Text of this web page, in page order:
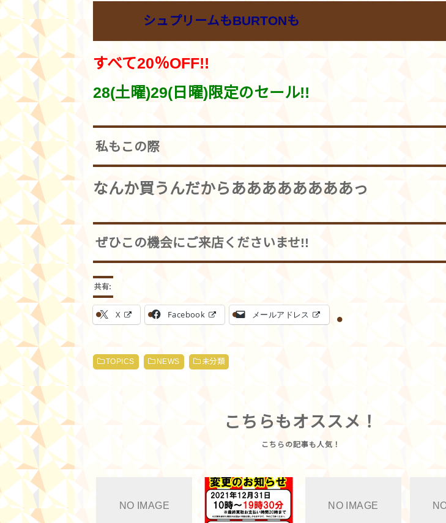
シュプリームもBURTONも
すべて20％OFF!!
28(土曜)29(日曜)限定のセール!!
私もこの際
なんか買うんだからああああああああっ
ぜひこの機会にご来店くださいませ!!
共有:
X Facebook メールアドレス
TOPICS NEWS 未分類
こちらもオススメ！